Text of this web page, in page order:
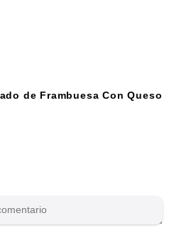
de Frambuesa Con Queso